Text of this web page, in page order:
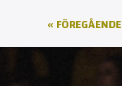
« FÖREGÅENDE